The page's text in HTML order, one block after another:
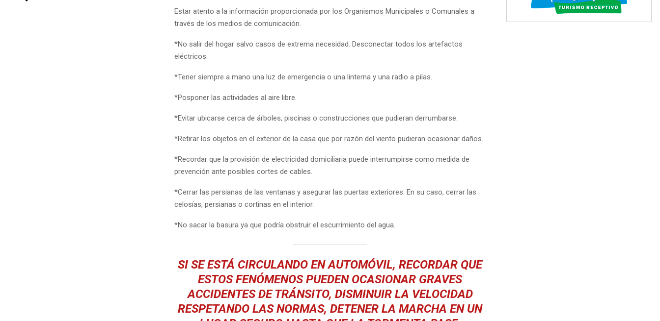
Estar atento a la información proporcionada por los Organismos Municipales o Comunales a
través de los medios de comunicación.
*No salir del hogar salvo casos de extrema necesidad. Desconectar todos los artefactos
eléctricos.
*Tener siempre a mano una luz de emergencia o una linterna y una radio a pilas.
*Posponer las actividades al aire libre.
*Evitar ubicarse cerca de árboles, piscinas o construcciones que pudieran derrumbarse.
*Retirar los objetos en el exterior de la casa que por razón del viento pudieran ocasionar daños.
*Recordar que la provisión de electricidad domiciliaria puede interrumpirse como medida de
prevención ante posibles cortes de cables.
*Cerrar las persianas de las ventanas y asegurar las puertas exteriores. En su caso, cerrar las
celosías, persianas o cortinas en el interior.
*No sacar la basura ya que podría obstruir el escurrimiento del agua.
SI SE ESTÁ CIRCULANDO EN AUTOMÓVIL, RECORDAR QUE
ESTOS FENÓMENOS PUEDEN OCASIONAR GRAVES
ACCIDENTES DE TRÁNSITO, DISMINUIR LA VELOCIDAD
RESPETANDO LAS NORMAS, DETENER LA MARCHA EN UN